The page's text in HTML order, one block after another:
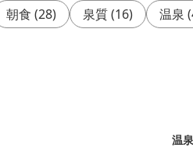
朝食 (28) 泉質(16) 温泉 (
温